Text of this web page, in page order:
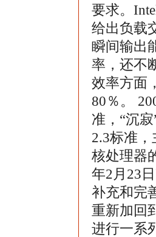
要求。
给出负载
瞬间输出
率，还不
效率方面
80％。
准，“沉
2.3标准
核处理器
年2月23
补充和完
重新加回
进行一系